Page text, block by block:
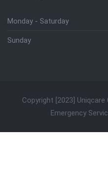
Monday - Saturday
Sunday
Copyright [2023] Uniqcare
Emergency